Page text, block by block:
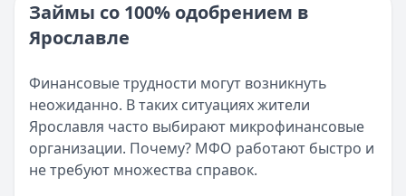
Категория:МФО и микрозаймы
Читать статью
Все статьи
Возврат переплаты в «Займере»: актуальная
Кратко:Разбираем, как вернуть переплату или
Категория:МФО
Читать новость
Срочный микрозайм 15 000 ₽ на карту: свежая
Кратко:Нужны 15 000 рублей на карту прямо сегодня?
Опубликовано: 5 декабря 2025 г.
Займы со 100% одобрением в
Ярославле
Финансовые трудности могут возникнуть
неожиданно. В таких ситуациях жители
Ярославля часто выбирают микрофинансовые
организации. Почему? МФО работают быстро и
не требуют множества справок.